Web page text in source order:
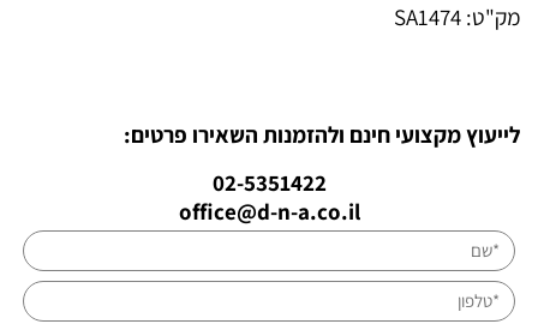
מק"ט: SA1474
לייעוץ מקצועי חינם ולהזמנות השאירו פרטים:
02-5351422
office@d-n-a.co.il